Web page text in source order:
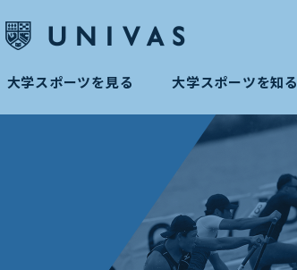
大学スポーツを見る 大学スポーツを知る